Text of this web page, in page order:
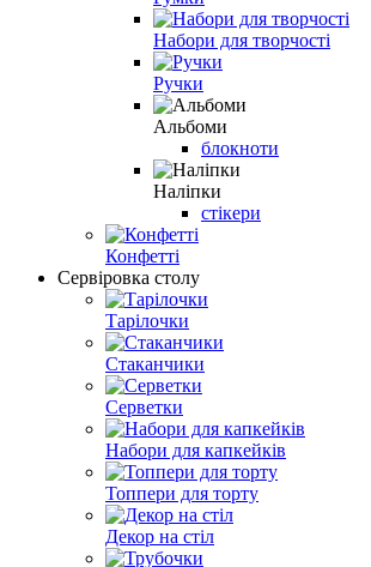
Набори для творчості
Ручки
Альбоми
блокноти
Наліпки
стікери
Конфетті
Сервіровка столу
Тарілочки
Стаканчики
Серветки
Набори для капкейків
Топпери для торту
Декор на стіл